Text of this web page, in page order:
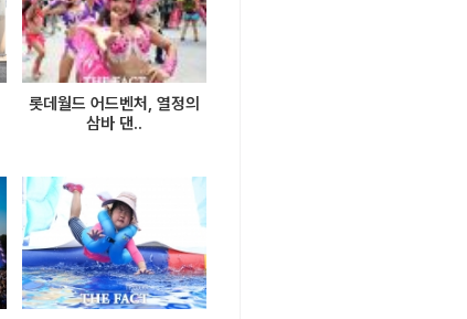
롯데월드 어드벤처, 열정의
삼바 댄..